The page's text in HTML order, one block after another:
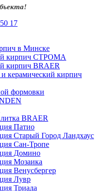
17
в Минске
кирпич СТРОМА
кирпич BRAER
керамический кирпич
формовки
BRAER
Патио
Старый Город Ландхаус
Сан-Тропе
Домино
Мозаика
Венусбергер
Лувр
Триада